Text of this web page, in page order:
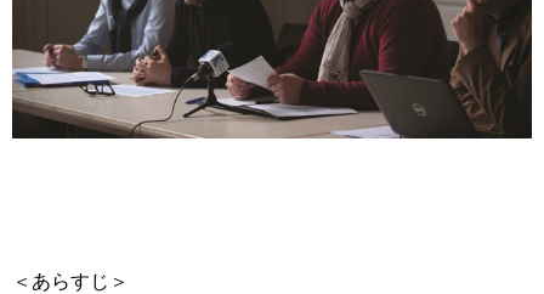
＜あらすじ＞